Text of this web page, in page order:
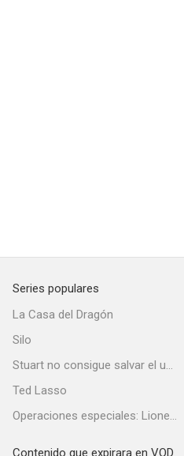
Series populares
La Casa del Dragón
Silo
Stuart no consigue salvar el universo
Ted Lasso
Operaciones especiales: Lioness
Contenido que expirara en VOD